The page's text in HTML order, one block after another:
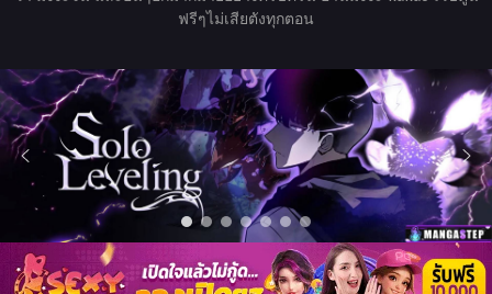
ฟรีๆไม่เสียตังทุกตอน